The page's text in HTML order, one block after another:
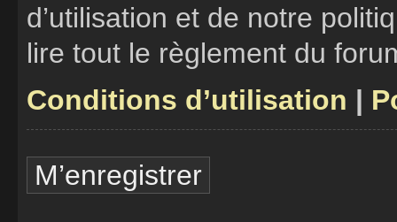
d’utilisation et de notre
lire tout le règlement du
Conditions d’utilisation |
M’enregistrer